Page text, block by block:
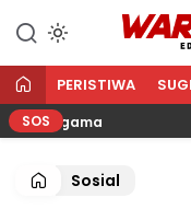
WARTA
PERISTIWA
SOS
Sosial